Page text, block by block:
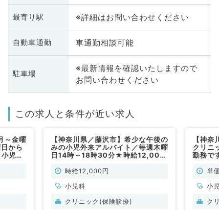
最寄り駅 ※詳細はお問い合わせください
自動車通勤 車通勤相談可能
駐車場
※最新情報を確認いたしますので
お問い合わせください
この求人と条件が近い求人
～金曜
から
児科
【神奈川県／藤沢市】希少な午後の
みの小児外来アルバイト／毎週木曜
日14時～18時30分★時給12,000
時給12,000円
小児科
クリニック(保険診療)
【神
クリニ
勤務で
単
小
ク